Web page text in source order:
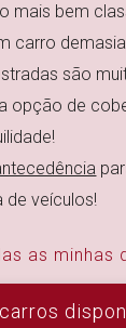
mais bem
carro
são
opção de
de veículos!
as minhas